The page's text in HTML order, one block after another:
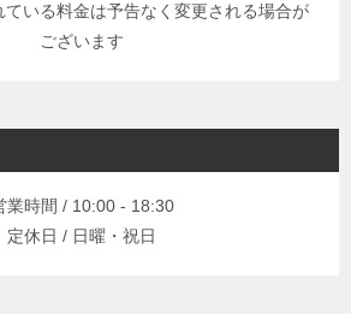
ている料金は予告なく変更される場合が
ございます
業時間 / 10:00 - 18:30
定休日 / 日曜・祝日